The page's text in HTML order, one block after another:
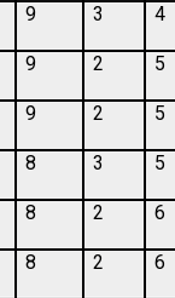
9 3 4
9 2 5
9 2 5
8 3 5
8 2 6
8 2 6